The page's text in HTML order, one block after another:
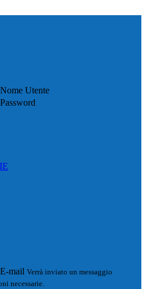
Nome Utente
Password
E-mail Verrà inviato un messaggio
necessarie.